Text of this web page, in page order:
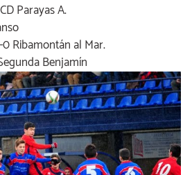
Parayas A.
Ribamontán al Mar.
Benjamín